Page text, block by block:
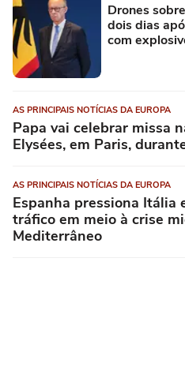
Drones
dois dias
com
AS PRINCIPAIS NOTÍCIAS DA EUROPA
Papa vai celebrar missa
Elysées, em Paris,
AS PRINCIPAIS NOTÍCIAS DA EUROPA
Espanha pressiona Itália
tráfico em meio à crise
Mediterrâneo